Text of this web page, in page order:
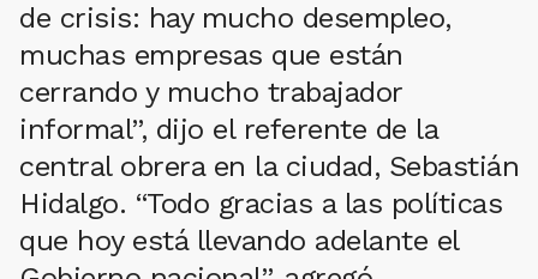
de crisis: hay mucho desempleo,
muchas empresas que están
cerrando y mucho trabajador
informal”, dijo el referente de la
central obrera en la ciudad, Sebastián
Hidalgo. “Todo gracias a las políticas
que hoy está llevando adelante el